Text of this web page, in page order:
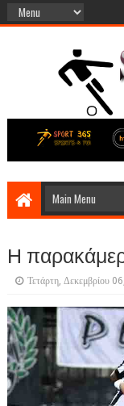
Η
Τετάρτη, Δεκεμβρίου